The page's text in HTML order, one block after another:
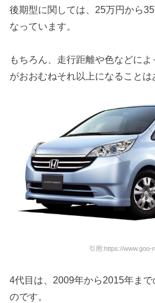
後期型に関しては、25万円から
なっています。
もちろん、走行距離や色などに
がおおむねそれ以上になることは
引用:https://www.goo-
4代目は、2009年から2015年ま
のです。